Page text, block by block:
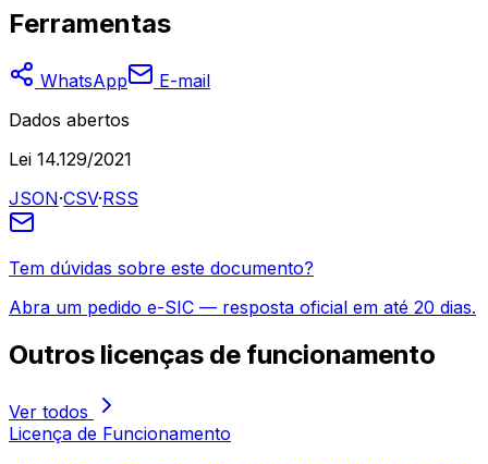
Ferramentas
WhatsApp
E-mail
Dados abertos
Lei 14.129/2021
JSON·CSV·RSS
Tem dúvidas sobre este documento?
Abra um pedido e-SIC — resposta oficial em até 20 dias.
Outros licenças de funcionamento
Ver todos
Licença de Funcionamento